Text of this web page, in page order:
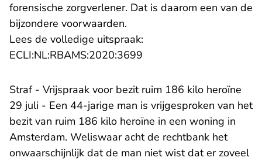
forensische zorgverlener. Dat is daarom een van de
bijzondere voorwaarden.
Lees de volledige uitspraak:
ECLI:NL:RBAMS:2020:3699
​Straf - Vrijspraak voor bezit ruim 186 kilo heroïne
29 juli - Een 44-jarige man is vrijgesproken van het
bezit van ruim 186 kilo heroïne in een woning in
Amsterdam. Weliswaar acht de rechtbank het
onwaarschijnlijk dat de man niet wist dat er zoveel